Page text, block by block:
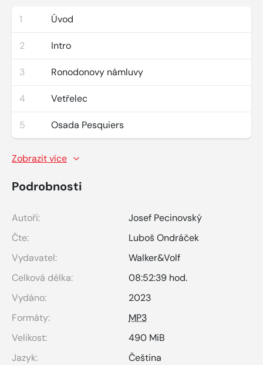
1 Úvod
2 Intro
3 Ronodonovy námluvy
4 Vetřelec
5 Osada Pesquiers
Zobrazit více
Podrobnosti
Autoři:
Josef Pecinovský
Čte:
Luboš Ondráček
Vydavatel:
Walker&Volf
Celková délka:
08:52:39 hod.
Vydáno:
2023
Formáty:
MP3
Velikost:
490 MiB
Jazyk:
Čeština